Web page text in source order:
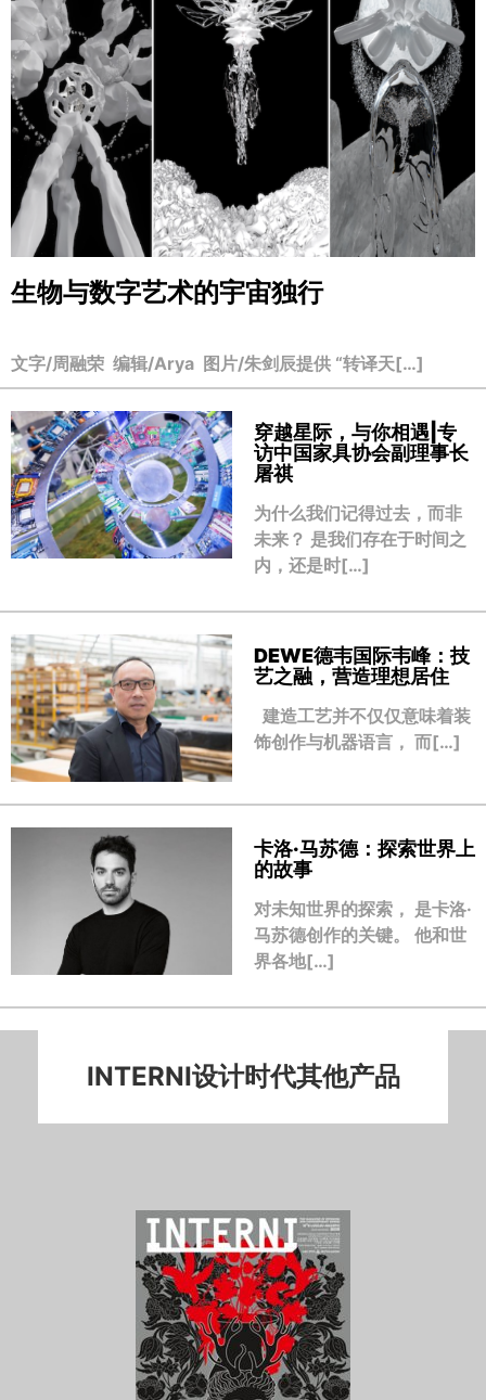
生物与数字艺术的宇宙独行
文字/周融荣 编辑/Arya 图片/朱剑辰提供 “转译天[…]
穿越星际，与你相遇|专
访中国家具协会副理事长
屠祺
为什么我们记得过去，而非
未来？ 是我们存在于时间之
内，还是时[…]
DEWE德韦国际韦峰：技
艺之融，营造理想居住
建造工艺并不仅仅意味着装
饰创作与机器语言， 而[…]
卡洛·马苏德：探索世界上
的故事
对未知世界的探索， 是卡洛·
马苏德创作的关键。 他和世
界各地[…]
INTERNI设计时代其他产品